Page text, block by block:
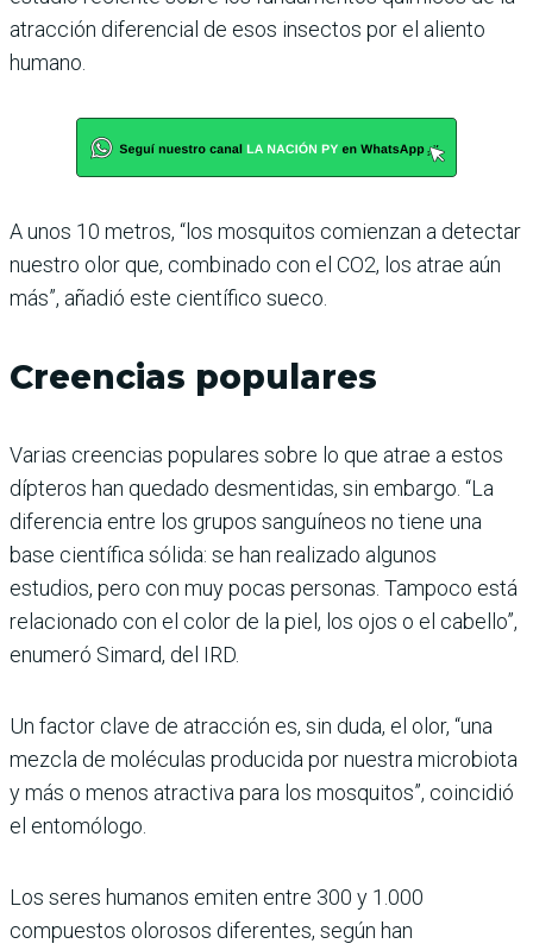
atracción diferencial de esos insectos por el aliento
humano.
A unos 10 metros, “los mosquitos comienzan a detectar
nuestro olor que, combinado con el CO2, los atrae aún
más”, añadió este científico sueco.
Creencias populares
Varias creencias populares sobre lo que atrae a estos
dípteros han quedado desmentidas, sin embargo. “La
diferencia entre los grupos sanguíneos no tiene una
base científica sólida: se han realizado algunos
estudios, pero con muy pocas personas. Tampoco está
relacionado con el color de la piel, los ojos o el cabello”,
enumeró Simard, del IRD.
Un factor clave de atracción es, sin duda, el olor, “una
mezcla de moléculas producida por nuestra microbiota
y más o menos atractiva para los mosquitos”, coincidió
el entomólogo.
Los seres humanos emiten entre 300 y 1.000
compuestos olorosos diferentes, según han